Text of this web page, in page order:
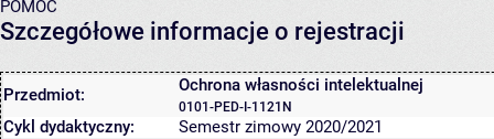
POMOC
Szczegółowe informacje o rejestracji
Przedmiot: Ochrona własności intelektualnej
0101-PED-I-1121N
Cykl dydaktyczny: Semestr zimowy 2020/2021